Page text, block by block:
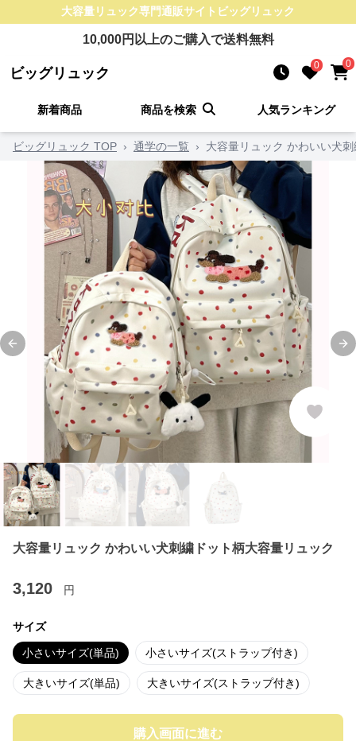
大容量リュック専門通販サイト ビッグリュック
10,000円以上のご購入で送料無料
ビッグリュック 0 0
新着商品 商品を検索 人気ランキング
ビッグリュック TOP › 通学の一覧 › 大容量リュック かわいい犬
Previous slide
大容量リュック かわいい犬刺繍ドット柄大容量リュック
3,120 円
サイズ
小さいサイズ(単品) 小さいサイズ(ストラップ付き)
大きいサイズ(単品) 大きいサイズ(ストラップ付き)
購入画面に進む